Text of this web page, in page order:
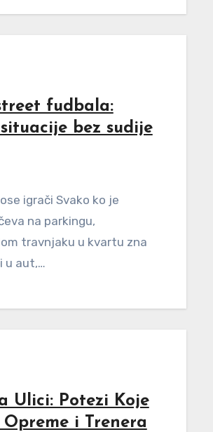
fudbala:
bez sudije
igrači Svako ko je
na parkingu,
travnjaku u kvartu zna
u aut,…
Ulici: Potezi Koje
i Trenera